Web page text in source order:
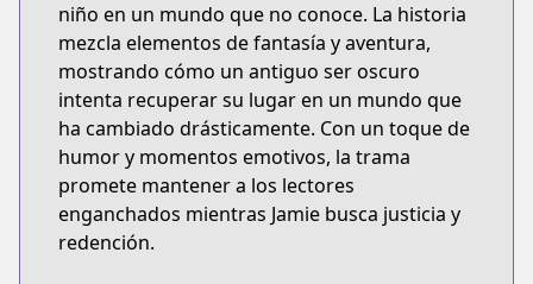
niño en un mundo que no conoce. La historia
mezcla elementos de fantasía y aventura,
mostrando cómo un antiguo ser oscuro
intenta recuperar su lugar en un mundo que
ha cambiado drásticamente. Con un toque de
humor y momentos emotivos, la trama
promete mantener a los lectores
enganchados mientras Jamie busca justicia y
redención.